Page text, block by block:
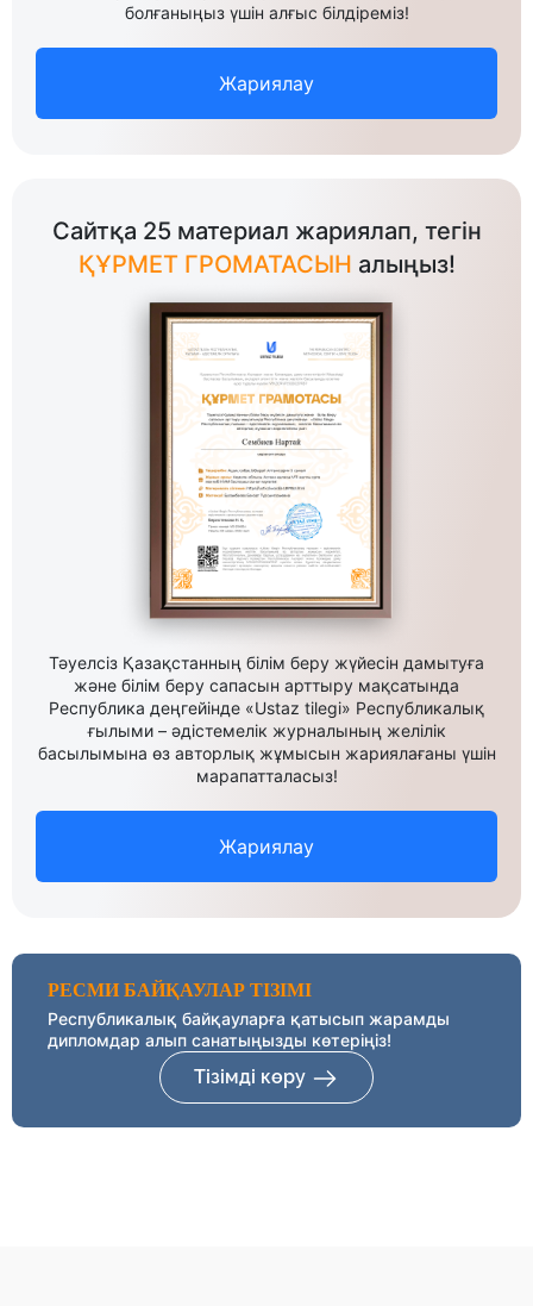
болғаныңыз үшін алғыс білдіреміз!
Жариялау
Сайтқа 25 материал жариялап, тегін
ҚҰРМЕТ ГРОМАТАСЫН алыңыз!
Тәуелсіз Қазақстанның білім беру жүйесін дамытуға
және білім беру сапасын арттыру мақсатында
Республика деңгейінде «Ustaz tilegi» Республикалық
ғылыми – әдістемелік журналының желілік
басылымына өз авторлық жұмысын жариялағаны үшін
марапатталасыз!
Жариялау
РЕСМИ БАЙҚАУЛАР ТІЗІМІ
Республикалық байқауларға қатысып жарамды
дипломдар алып санатыңызды көтеріңіз!
Тізімді көру